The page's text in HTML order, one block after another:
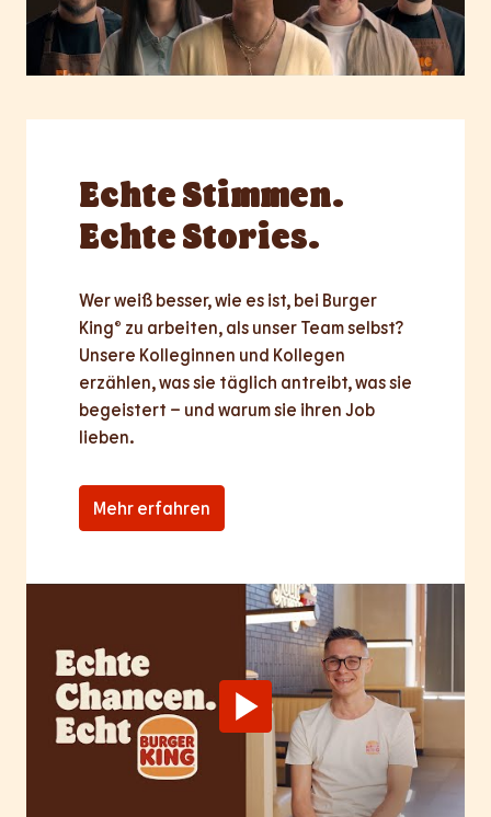
EchteStimmen.
Echte Stories.
Wer weiß besser, wie es ist, bei Burger
King® zu arbeiten, als unser Team selbst?
Unsere Kolleginnen und Kollegen
erzählen, was sie täglich antreibt, was sie
begeistert – und warum sie ihren Job
lieben.
Mehr erfahren